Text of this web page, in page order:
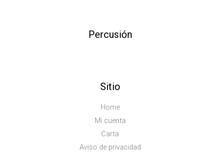
Percusión
Sitio
Home
Mi cuenta
Carta
Aviso de privacidad